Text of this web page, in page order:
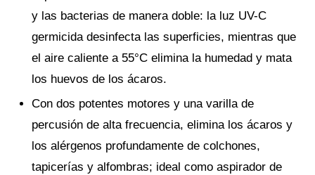
y las bacterias de manera doble: la luz UV-C
germicida desinfecta las superficies, mientras que
el aire caliente a 55°C elimina la humedad y mata
los huevos de los ácaros.
Con dos potentes motores y una varilla de
percusión de alta frecuencia, elimina los ácaros y
los alérgenos profundamente de colchones,
tapicerías y alfombras; ideal como aspirador de